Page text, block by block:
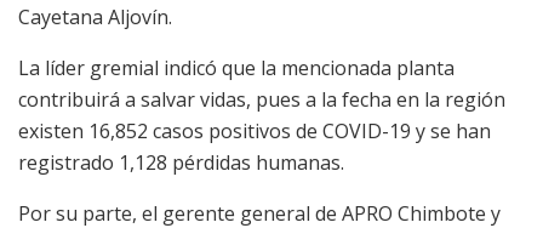
Cayetana Aljovín.
La líder gremial indicó que la mencionada planta
contribuirá a salvar vidas, pues a la fecha en la región
existen 16,852 casos positivos de COVID-19 y se han
registrado 1,128 pérdidas humanas.
Por su parte, el gerente general de APRO Chimbote y